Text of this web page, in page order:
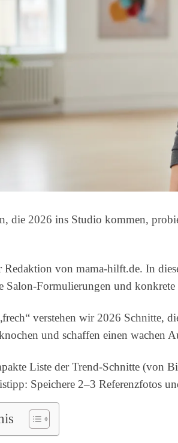
die 2026 ins Studio kommen,
Redaktion von mama-hilft.de. In
Salon-Formulierungen und
verstehen wir 2026 Schnitte,
und schaffen einen wachen
Liste der Trend-Schnitte (von
Speichere 2–3 Referenzfotos